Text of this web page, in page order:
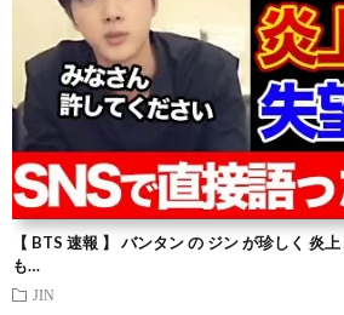
【 BTS 速報 】 バンタン の ジン が珍しく 炎
も…
JIN